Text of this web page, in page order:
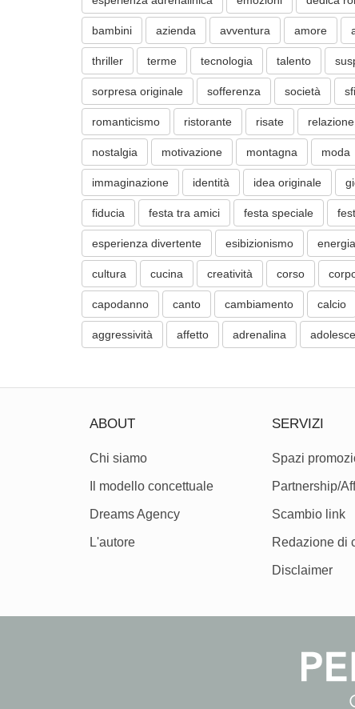
bambini azienda avventura amore
thriller terme tecnologia talento
sorpresa originale sofferenza società
romanticismo ristorante risate relazione
nostalgia motivazione montagna moda
immaginazione identità idea originale
fiducia festa tra amici festa speciale
esperienza divertente esibizionismo energia
cultura cucina creatività corso
capodanno canto cambiamento calcio
aggressività affetto adrenalina
ABOUT
Chi siamo
Il modello concettuale
Dreams Agency
L'autore
SERVIZI
Spazi
Partnership/
Scambio link
Redazione di
Disclaimer